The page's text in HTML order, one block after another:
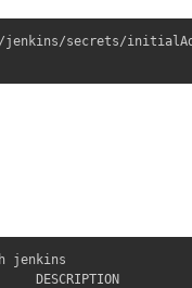
secrets/
jenkins
DESCRIPTION